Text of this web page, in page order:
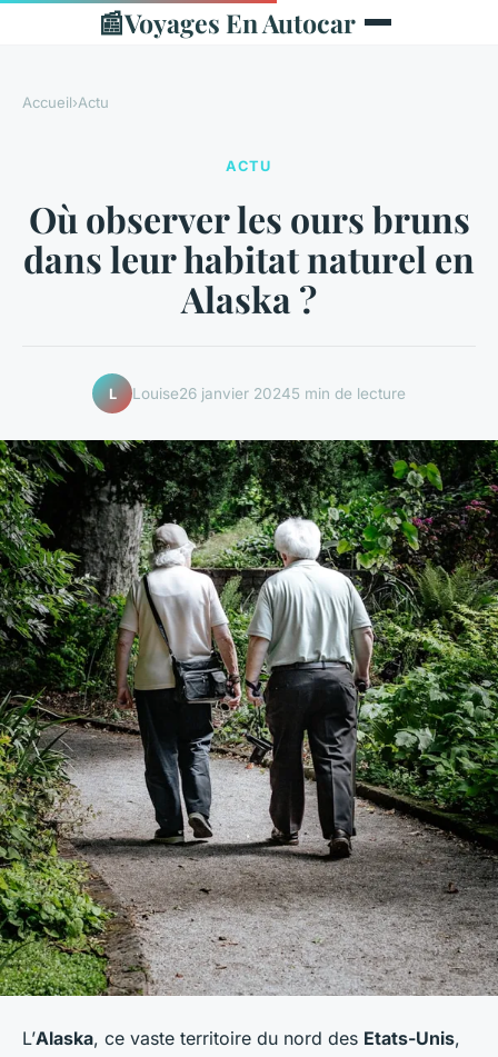
📰Voyages En Autocar
Accueil›Actu
ACTU
Où observer les ours bruns
dans leur habitat naturel en
Alaska ?
L Louise26 janvier 20245 min de lecture
L’Alaska, ce vaste territoire du nord des Etats-Unis,